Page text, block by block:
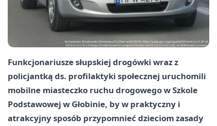
Funkcjonariusze słupskiej drogówki wraz z
policjantką ds. profilaktyki społecznej uruchomili
mobilne miasteczko ruchu drogowego w Szkole
Podstawowej w Głobinie, by w praktyczny i
atrakcyjny sposób przypomnieć dzieciom zasady